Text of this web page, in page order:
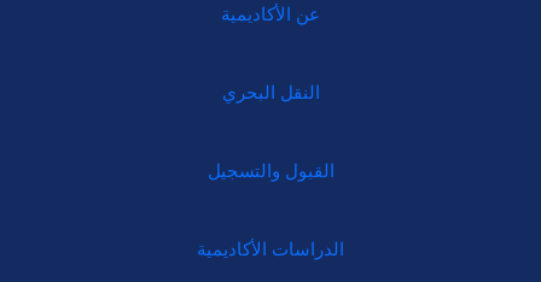
عن الأكاديمية
النقل البحري
القبول والتسجيل
الدراسات الأكاديمية